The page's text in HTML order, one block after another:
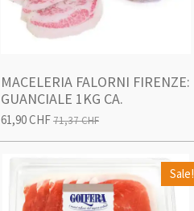
MACELERIA FALORNI FIRENZE:
GUANCIALE 1KG CA.
61,90 CHF71,37 CHF
Sale!